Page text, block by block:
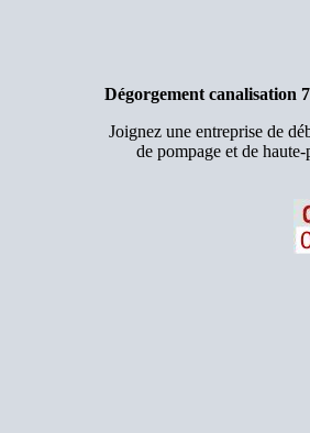
Dégorgement canalisation
Joignez une entreprise de
de pompage et de